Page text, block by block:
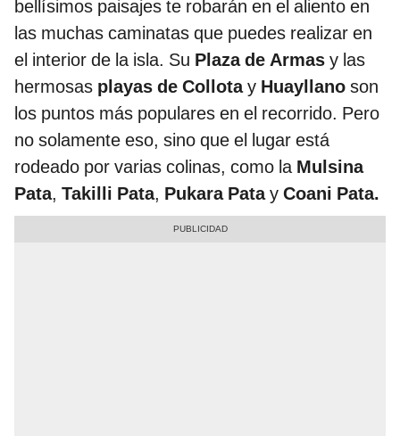
bellísimos paisajes te robarán en el aliento en
las muchas caminatas que puedes realizar en
el interior de la isla. Su Plaza de Armas y las
hermosas playas de Collotay Huayllano son
los puntos más populares en el recorrido. Pero
no solamente eso, sino que el lugar está
rodeado por varias colinas, como la Mulsina
Pata, Takilli Pata, Pukara Patay Coani Pata.